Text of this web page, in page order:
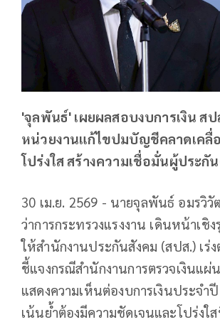
'จุลพันธ์' เผยผลสอบงบการเงิน สป
หน่วยงานแก้ไขปมบัญชีคลาดเคลื่
โปร่งใส สร้างความเชื่อมั่นผู้ประกั
30 เม.ย. 2569 - นายจุลพันธ์ อมรวิ
ว่าการกระทรวงแรงงาน เดินหน้าเชิ
ให้สำนักงานประกันสังคม (สปส.) เร่
ชี้แจงกรณีสำนักงานการตรวจเงินแผ่
แสดงความเห็นต่องบการเงินประจำ
เน้นย้ำต้องมีความชัดเจนและโปร่งใ